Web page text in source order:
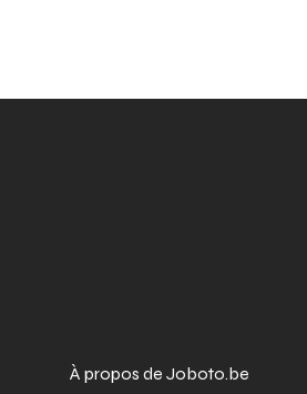
À propos de Joboto.be